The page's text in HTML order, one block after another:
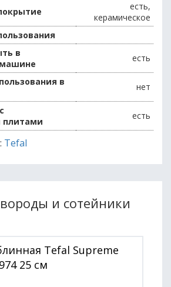
есть,
керамическое
в
есть
в
нет
есть
Tefal
и сотейники
Tefal Supreme
25 см